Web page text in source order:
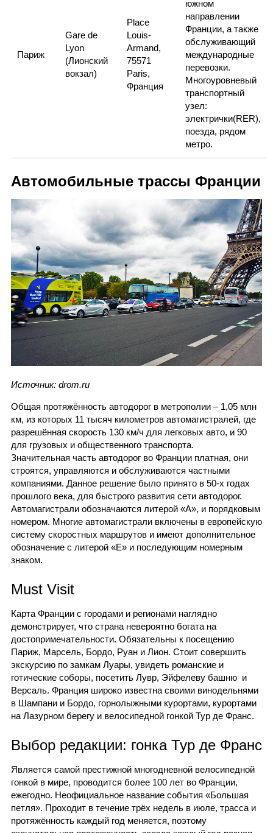
Париж
Gare de
Lyon
(Лионский
вокзал)
Place
Louis-
Armand,
75571
Paris,
Франция
южном
направлении
Франции, а также
обслуживающий
международные
перевозки.
Многоуровневый
транспортный
узел:
электрички(RER),
поезда, рядом
метро.
Автомобильные трассы Франции
Источник: drom.ru
Общая протяжённость автодорог в метрополии – 1,05 млн
км, из которых 11 тысяч километров автомагистралей, где
разрешённая скорость 130 км/ч для легковых авто, и 90
для грузовых и общественного транспорта.
Значительная часть автодорог во Франции платная, они
строятся, управляются и обслуживаются частными
компаниями. Данное решение было принято в 50-х годах
прошлого века, для быстрого развития сети автодорог.
Автомагистрали обозначаются литерой «А», и порядковым
номером. Многие автомагистрали включены в европейскую
систему скоростных маршрутов и имеют дополнительное
обозначение с литерой «Е» и последующим номерным
знаком.
Must Visit
Карта Франции с городами и регионами наглядно
демонстрирует, что страна невероятно богата на
достопримечательности. Обязательны к посещению
Париж, Марсель, Бордо, Руан и Лион. Стоит совершить
экскурсию по замкам Луары, увидеть романские и
готические соборы, посетить Лувр, Эйфелеву башню и
Версаль. Франция широко известна своими винодельнями
в Шампани и Бордо, горнолыжными курортами, курортами
на Лазурном берегу и велосипедной гонкой Тур де Франс.
Выбор редакции: гонка Тур де Франс
Является самой престижной многодневной велосипедной
гонкой в мире, проводится более 100 лет во Франции,
ежегодно. Неофициальное название события «Большая
петля». Проходит в течение трёх недель в июле, трасса и
протяжённость каждый год меняется, поэтому